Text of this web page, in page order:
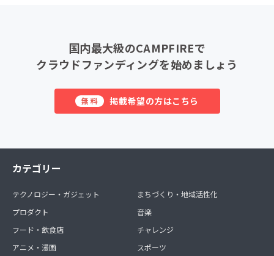
国内最大級のCAMPFIREで
クラウドファンディングを始めましょう
無料 掲載希望の方はこちら
カテゴリー
テクノロジー・ガジェット
プロダクト
フード・飲食店
アニメ・漫画
まちづくり・地域活性化
音楽
チャレンジ
スポーツ